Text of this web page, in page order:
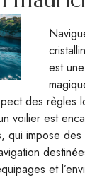
est
des règles
voilier est
qui impose
et